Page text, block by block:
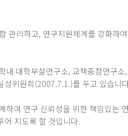
리하고, 연구지원체계를 강화하
대학부설연구소, 교책중점연구
성위원회(2007.7.1.)를 두고 있습니
여 연구 신뢰성을 위한 책임있는
어 지도록 할 것입니다.